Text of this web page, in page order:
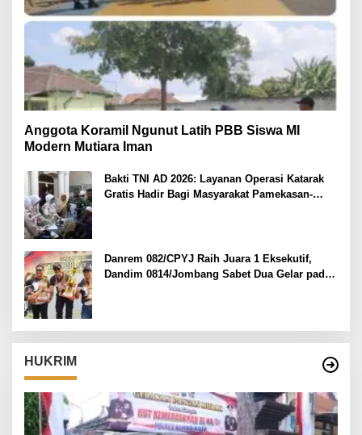
Anggota Koramil Ngunut Latih PBB Siswa MI
Modern Mutiara Iman
Bakti TNI AD 2026: Layanan Operasi Katarak
Gratis Hadir Bagi Masyarakat Pamekasan-
Danrem 082/CPYJ Raih Juara 1 Eksekutif,
Dandim 0814/Jombang Sabet Dua Gelar pada
HUKRIM